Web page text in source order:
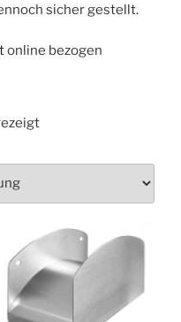
sicher gestellt.
online bezogen